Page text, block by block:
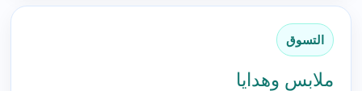
التسوق
ملابس وهدايا